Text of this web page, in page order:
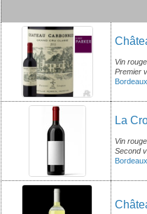
Vin rouge
Premier
Bordeaux
La
Vin rouge
Second
Bordeaux